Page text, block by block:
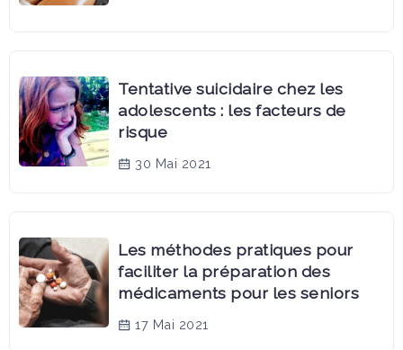
Tentative suicidaire chez les
adolescents : les facteurs de
risque
30 Mai 2021
Les méthodes pratiques pour
faciliter la préparation des
médicaments pour les seniors
17 Mai 2021